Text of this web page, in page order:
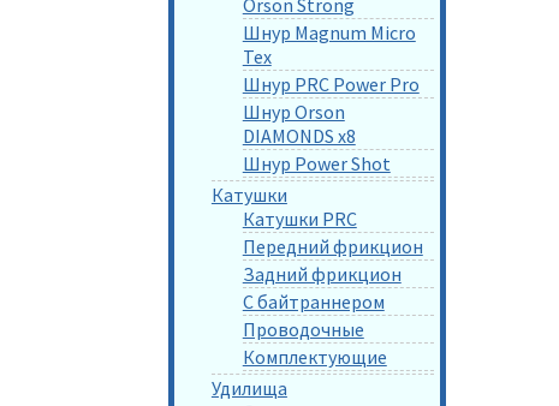
Шнур Magnum Micro
Tex
Шнур PRC Power Pro
Шнур Orson
DIAMONDS x8
Шнур Power Shot
Катушки
Катушки PRC
Передний фрикцион
Задний фрикцион
С байтраннером
Проводочные
Комплектующие
Удилища